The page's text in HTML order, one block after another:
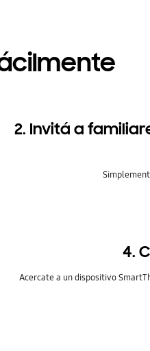
2. Invitá a
4.
Acercate a un dispositivo